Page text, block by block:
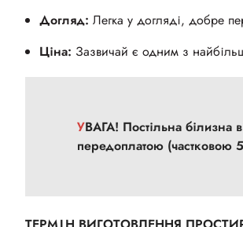
Догляд: Легка у догляді, добре
Ціна: Зазвичай є одним з
УВАГА! Постільна білизна
передоплатою (частковою